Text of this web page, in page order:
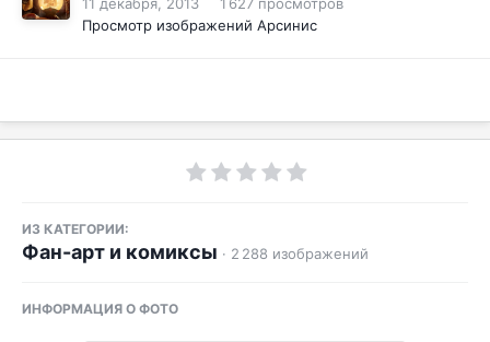
11 декабря, 2013
1 627 просмотров
Просмотр изображений Арсинис
ИЗ КАТЕГОРИИ:
Фан-арт и комиксы · 2 288 изображений
ИНФОРМАЦИЯ О ФОТО